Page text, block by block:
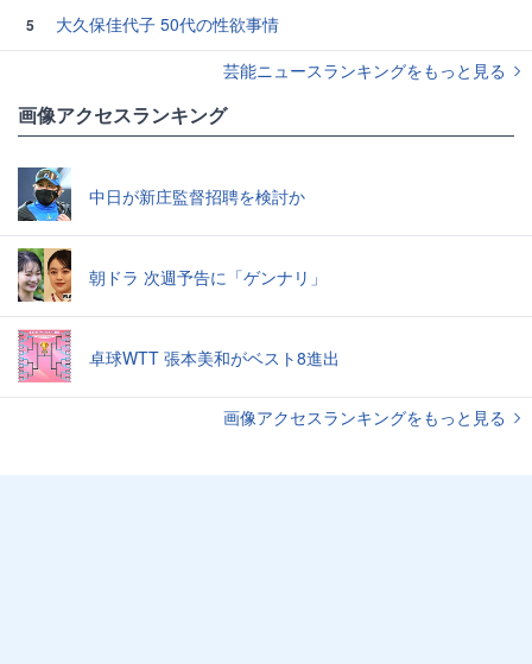
5
大久保佳代子 50代の性欲事情
芸能ニュースランキングをもっと見る
画像アクセスランキング
中日が新庄監督招聘を検討か
朝ドラ 次週予告に「ゲンナリ」
卓球WTT 張本美和がベスト8進出
画像アクセスランキングをもっと見る